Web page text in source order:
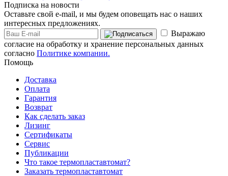
Подписка на новости
Оставьте свой e-mail, и мы будем оповещать нас о наших
интересных предложениях.
Выражаю
согласие на обработку и хранение персональных данных
согласно Политике компании.
Помощь
Доставка
Оплата
Гарантия
Возврат
Как сделать заказ
Лизинг
Сертификаты
Сервис
Публикации
Что такое термопластавтомат?
Заказать термопластавтомат